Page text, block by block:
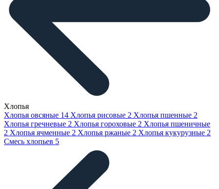
Хлопья
Хлопья овсяные 14 Хлопья рисовые 2 Хлопья пшенные 2
Хлопья гречневые 2 Хлопья гороховые 2 Хлопья пшеничные
2 Хлопья ячменные 2 Хлопья ржаные 2 Хлопья кукурузные 2
Смесь хлопьев 5